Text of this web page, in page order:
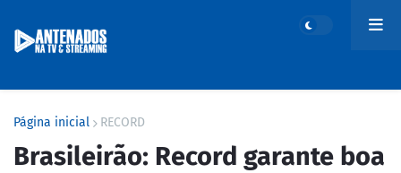
Página inicial RECORD
Brasileirão: Record garante boa